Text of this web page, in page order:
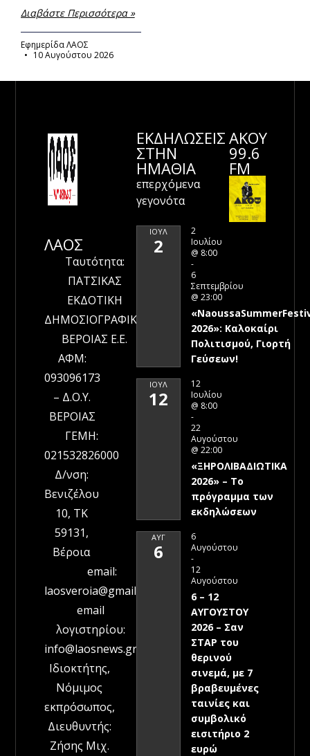
Διαβάστε Περισσότερα »
Εφημερίδα ΛΑΟΣ
10 Αυγούστου 2026
ΛΑΟΣ
Ταυτότητα:
ΠΑΤΣΙΚΑΣ
ΕΚΔΟΤΙΚΗ
ΔΗΜΟΣΙΟΓΡΑΦΙΚΗ
ΒΕΡΟΙΑΣ Ε.Ε.
ΑΦΜ:
093096173
– Δ.Ο.Υ.
ΒΕΡΟΙΑΣ
ΓΕΜΗ:
021532826000
Δ/νση:
Βενιζέλου
10, ΤΚ
59131,
Βέροια
email:
laosveroia@gmail.com
email
λογιστηρίου:
info@laosnews.gr
Ιδιοκτήτης,
Νόμιμος
εκπρόσωπος,
Διευθυντής:
Ζήσης Μιχ.
ΕΚΔΗΛΩΣΕΙΣ
ΣΤΗΝ
ΗΜΑΘΊΑ
επερχόμενα
γεγονότα
ΙΟΎΛ
2
2
Ιουλίου
@ 8:00
-
6
Σεπτεμβρίου
@ 23:00
2026»: Καλοκαίρι
Πολιτισμού, Γιορτή
Γεύσεων!
ΙΟΎΛ
12
12
Ιουλίου
@ 8:00
-
22
Αυγούστου
@ 22:00
«ΞΗΡΟΛΙΒΑΔΙΩΤΙΚΑ
2026» – To
πρόγραμμα των
εκδηλώσεων
ΑΥΓ
6
6
Αυγούστου
-
12
Αυγούστου
6 – 12
ΑΥΓΟΥΣΤΟΥ
2026 – Σαν
ΣΤΑΡ του
θερινού
σινεμά, με 7
βραβευμένες
ταινίες και
συμβολικό
εισιτήριο 2
ευρώ
ΑΚΟΥ
99.6
FM